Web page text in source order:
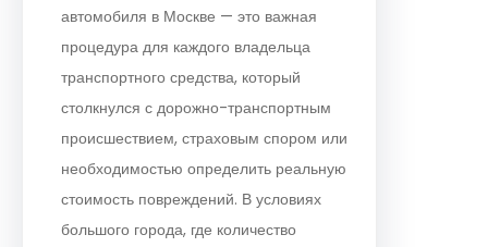
автомобиля в Москве — это важная
процедура для каждого владельца
транспортного средства, который
столкнулся с дорожно-транспортным
происшествием, страховым спором или
необходимостью определить реальную
стоимость повреждений. В условиях
большого города, где количество